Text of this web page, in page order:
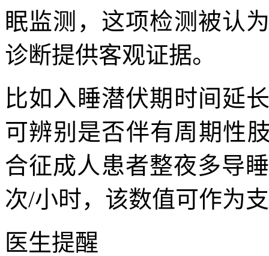
眠监测，这项检测被认
诊断提供客观证据。
比如入睡潜伏期时间延
可辨别是否伴有周期性
合征成人患者整夜多导
次/小时，该数值可作为
医生提醒